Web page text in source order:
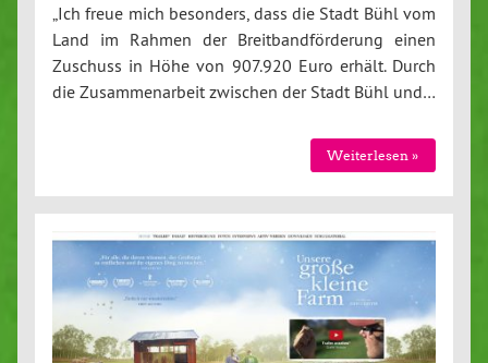
„Ich freue mich besonders, dass die Stadt Bühl vom
Land im Rahmen der Breitbandförderung einen
Zuschuss in Höhe von 907.920 Euro erhält. Durch
die Zusammenarbeit zwischen der Stadt Bühl und…
Weiterlesen »